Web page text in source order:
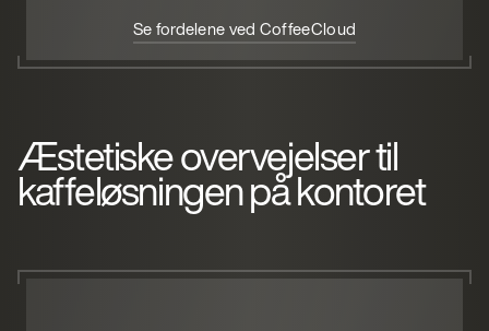
Se fordelene ved CoffeeCloud
Æstetiske overvejelser til
kaffeløsningen på kontoret